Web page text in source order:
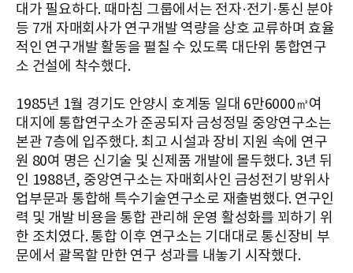
대가 필요하다. 때마침 그룹에서는 전자·전기·통신 분야
등 7개 자매회사가 연구개발 역량을 상호 교류하며 효율
적인 연구개발 활동을 펼칠 수 있도록 대단위 통합연구
소 건설에 착수했다.
1985년 1월 경기도 안양시 호계동 일대 6만6000㎡여
대지에 통합연구소가 준공되자 금성정밀 중앙연구소는
본관 7층에 입주했다. 최고 시설과 장비 지원 속에 연구
원 80여 명은 신기술 및 신제품 개발에 몰두했다. 3년 뒤
인 1988년, 중앙연구소는 자매회사인 금성전기 방위사
업부문과 통합해 특수기술연구소로 재출범했다. 연구인
력 및 개발 비용을 통합 관리해 운영 활성화를 꾀하기 위
한 조치였다. 통합 이후 연구소는 기대대로 통신장비 부
문에서 괄목할 만한 연구 성과를 내놓기 시작했다.